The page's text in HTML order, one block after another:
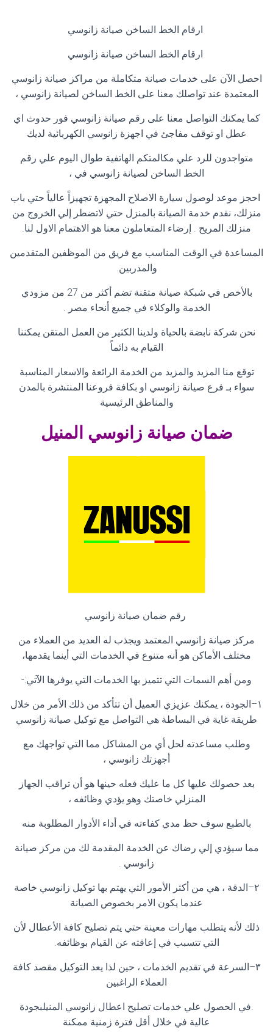
ارقام الخط الساخن صيانة زانوسي
ارقام الخط الساخن صيانة زانوسي
احصل الآن على خدمات صيانة متكاملة من مراكز صيانة زانوسي
المعتمدة عند تواصلك معنا على الخط الساخن لصيانة زانوسي ،
كما يمكنك التواصل معنا على رقم صيانة زانوسي فور حدوث اي
عطل او توقف مفاجئ في اجهزة زانوسي الكهربائية لديك
متواجدون للرد علي مكالمتكم الهاتفية طوال اليوم علي رقم
الخط الساخن لصيانة زانوسي في ،
احجز موعد لوصول سيارة الاصلاح المجهزة تجهيزاً عالياً حتي باب
منزلك، نقدم خدمة الصيانة بالمنزل حتي لاتضطر إلي الخروج من
منزلك المريح . إرضاء المتعاملون معنا هو الاهتمام الاول لنا.
المساعدة في الوقت المناسب مع فريق من الموظفين المتقدمين
والمدربين.
بالأخص في شبكة صيانة متقنة تضم أكثر من 27 من مزودي
الخدمة والوكلاء في جميع أنحاء مصر .
نحن شركة نابضة بالحياة ولدينا الكثير من العمل المتقن يمكننا
القيام به دائماً
توقع منا المزيد والمزيد من الخدمة الرائعة والاسعار المناسبة
سواء بـ فرع صيانة زانوسي او بكافة فروعنا المنتشرة بالمدن
والمناطق الرئيسية
ضمان صيانة زانوسي المنيل
رقم ضمان صيانة زانوسي
مركز صيانة زانوسي المعتمد ويجذب له العديد من العملاء من
مختلف الأماكن هو أنه متنوع في الخدمات التي أينما يقدمها،
ومن أهم السمات التي تتميز بها الخدمات التي يوفرها الآتي:-
١–الجودة ، يمكنك عزيزي العميل أن تتأكد من ذلك الأمر من خلال
طريقة غاية في البساطة هي التواصل مع توكيل صيانة زانوسي
وطلب مساعدته لحل أي من المشاكل مما التي تواجهك مع
أجهزتك زانوسي ،
بعد حصولك عليها كل ما عليك فعله حينها هو أن تراقب الجهاز
المنزلي خاصتك وهو يؤدي وظائفه ،
بالطبع سوف حظ مدي كفاءته في أداء الأدوار المطلوبة منه
مما سيؤدي إلي رضاك عن الخدمة المقدمة لك من مركز صيانة
زانوسي .
٢–الدقة ، هي من أكثر الأمور التي يهتم بها توكيل زانوسي خاصة
عندما يكون الامر بخصوص الصيانة
ذلك لأنه يتطلب مهارات معينة حتي يتم تصليح كافة الأعطال لأن
التي تتسبب في إعاقته عن القيام بوظائفه.
٣–السرعة في تقديم الخدمات ، حين لذا يعد التوكيل مقصد كافة
العملاء الراغبين
.في الحصول علي خدمات تصليح اعطال زانوسي المنيلبجودة
عالية في خلال أقل فترة زمنية ممكنة